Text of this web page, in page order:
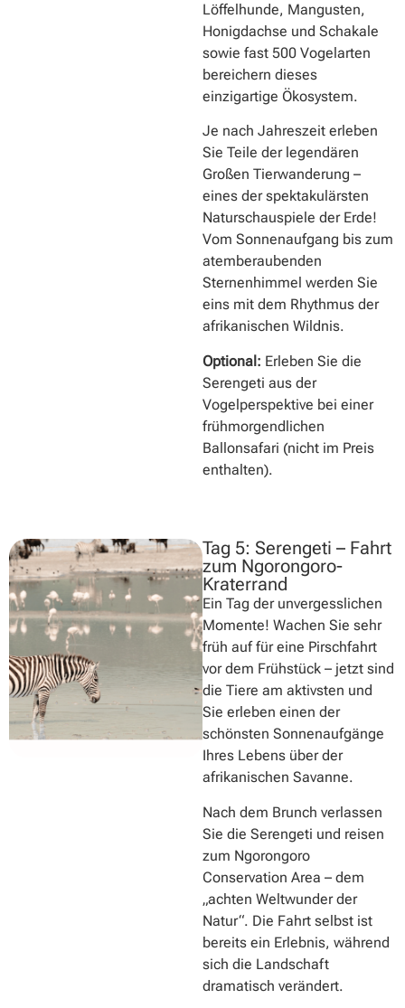
Löffelhunde, Mangusten,
Honigdachse und Schakale
sowie fast 500 Vogelarten
bereichern dieses
einzigartige Ökosystem.
Je nach Jahreszeit erleben
Sie Teile der legendären
Großen Tierwanderung –
eines der spektakulärsten
Naturschauspiele der Erde!
Vom Sonnenaufgang bis zum
atemberaubenden
Sternenhimmel werden Sie
eins mit dem Rhythmus der
afrikanischen Wildnis.
Optional: Erleben Sie die
Serengeti aus der
Vogelperspektive bei einer
frühmorgendlichen
Ballonsafari (nicht im Preis
enthalten).
Tag 5: Serengeti – Fahrt
zum Ngorongoro-
Kraterrand
Ein Tag der unvergesslichen
Momente! Wachen Sie sehr
früh auf für eine Pirschfahrt
vor dem Frühstück – jetzt sind
die Tiere am aktivsten und
Sie erleben einen der
schönsten Sonnenaufgänge
Ihres Lebens über der
afrikanischen Savanne.
Nach dem Brunch verlassen
Sie die Serengeti und reisen
zum Ngorongoro
Conservation Area – dem
„achten Weltwunder der
Natur“. Die Fahrt selbst ist
bereits ein Erlebnis, während
sich die Landschaft
dramatisch verändert.